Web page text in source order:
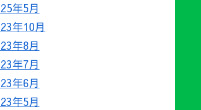
年5月
年10月
年8月
年7月
年6月
年5月